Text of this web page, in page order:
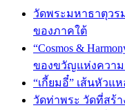
วัดพระมหาธาตุวร
ของภาคใต้
“Cosmos &
ของขวัญแห่งควา
“เกี้ยมอี๋” เส้นหัวแ
วัดท่าพระ วัดที่สร้